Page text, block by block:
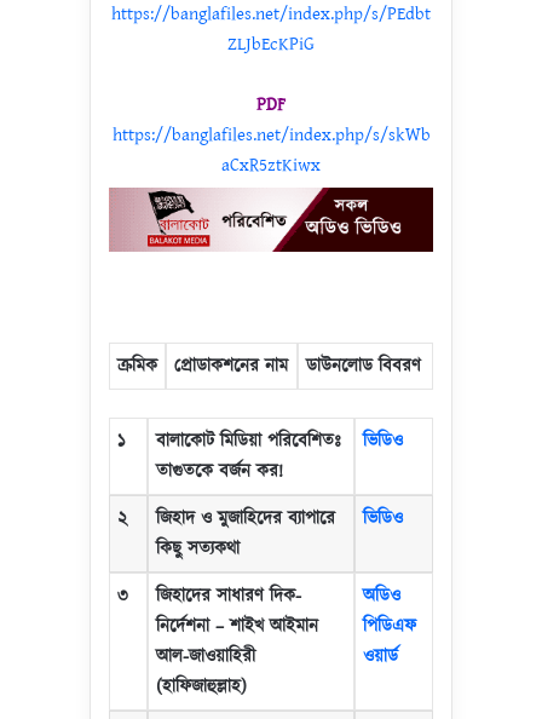
https://banglafiles.net/index.php/s/PEdbt
ZLJbEcKPiG
PDF
https://banglafiles.net/index.php/s/skWb
aCxR5ztKiwx
ক্রমিক প্রোডাকশনের নাম ডাউনলোড বিবরণ
১
বালাকোট মিডিয়া পরিবেশিতঃ
তাগুতকে বর্জন কর!
ভিডিও
২
জিহাদ ও মুজাহিদের ব্যাপারে
কিছু সত্যকথা
ভিডিও
৩
জিহাদের সাধারণ দিক-
নির্দেশনা–শাইখ আইমান
আল-জাওয়াহিরী
(হাফিজাহুল্লাহ)
অডিও
পিডিএফ
ওয়ার্ড